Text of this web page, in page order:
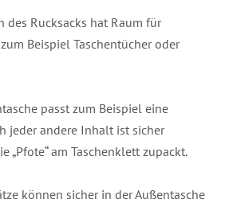
des Rucksacks hat Raum für
Beispiel Taschentücher oder
passt zum Beispiel eine
jeder andere Inhalt ist sicher
„Pfote“ am Taschenklett zupackt.
können sicher in der Außentasche